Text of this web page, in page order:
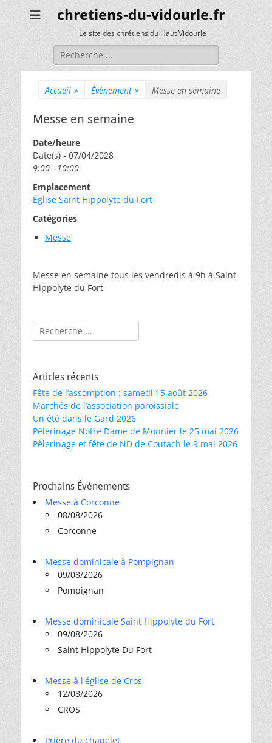
chretiens-du-vidourle.fr
Le site des chrétiens du Haut Vidourle
Rechercher :
Accueil » Évènement » Messe en semaine
Messe en semaine
Date/heure
Date(s) - 07/04/2028
9:00 - 10:00
Emplacement
Église Saint Hippolyte du Fort
Catégories
Messe
Messe en semaine tous les vendredis à 9h à Saint
Hippolyte du Fort
Rechercher :
Articles récents
Fête de l’assomption : samedi 15 août 2026
Marchés de l’association paroissiale
Un été dans le Gard 2026
Pèlerinage Notre Dame de Monnier le 25 mai 2026
Pèlerinage et fête de ND de Coutach le 9 mai 2026
Prochains Évènements
Messe à Corconne
08/08/2026
Corconne
Messe dominicale à Pompignan
09/08/2026
Pompignan
Messe dominicale Saint Hippolyte du Fort
09/08/2026
Saint Hippolyte Du Fort
Messe à l'église de Cros
12/08/2026
CROS
Prière du chapelet